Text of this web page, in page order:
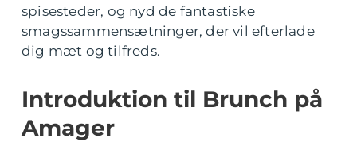
spisesteder, og nyd de fantastiske
smagssammensætninger, der vil efterlade
dig mæt og tilfreds.
Introduktion til Brunch på
Amager